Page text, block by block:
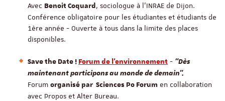
Avec Benoit Coquard, sociologue à l'INRAE de Dijon.
Conférence obligatoire pour les étudiantes et étudiants de
1ère année - Ouverte à tous dans la limite des places
disponibles.
Save the Date ! Forum de l'environnement - "Dès
maintenant participons au monde de demain".
Forum organisé par Sciences Po Forum en collaboration
avec Propos et Alter Bureau.